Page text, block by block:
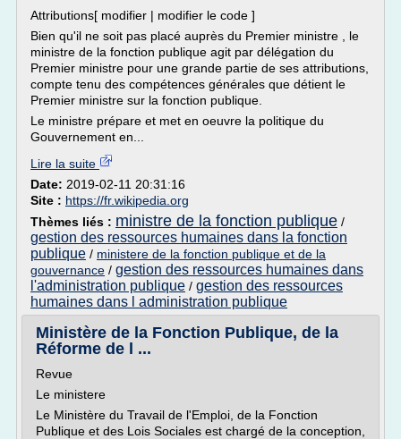
Attributions[ modifier | modifier le code ]
Bien qu'il ne soit pas placé auprès du Premier ministre , le
ministre de la fonction publique agit par délégation du
Premier ministre pour une grande partie de ses attributions,
compte tenu des compétences générales que détient le
Premier ministre sur la fonction publique.
Le ministre prépare et met en oeuvre la politique du
Gouvernement en...
Lire la suite
Date: 2019-02-11 20:31:16
Site : https://fr.wikipedia.org
Thèmes liés : ministre de la fonction publique /
gestion des ressources humaines dans la fonction
publique / ministere de la fonction publique et de la
gouvernance / gestion des ressources humaines dans
l'administration publique / gestion des ressources
humaines dans l administration publique
Ministère de la Fonction Publique, de la
Réforme de l ...
Revue
Le ministere
Le Ministère du Travail de l'Emploi, de la Fonction
Publique et des Lois Sociales est chargé de la conception,